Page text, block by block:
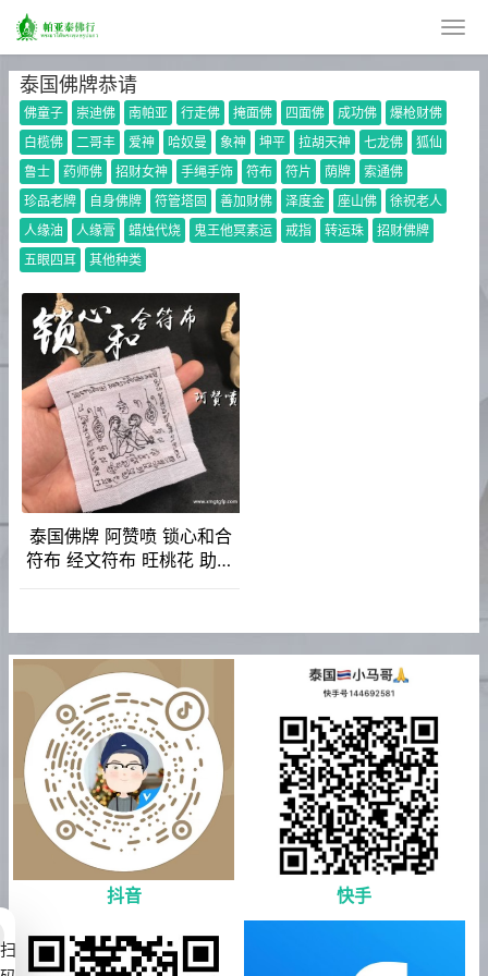
泰国佛牌恭请
佛童子 崇迪佛 南帕亚 行走佛 掩面佛 四面佛 成功佛
爆枪财佛
白榄佛
二哥丰 爱神 哈奴曼 象神 坤平 拉胡天神 七龙佛
狐仙
鲁士
药师佛 招财女神 手绳手饰 符布 符片 荫牌
索通佛
珍品老牌
自身佛牌 符管塔固 善加财佛 泽度金 座山佛
徐祝老人
人缘油
人缘膏 蜡烛代烧 鬼王他冥素运 戒指 转运珠
招财佛牌
五眼四耳
其他种类
泰国佛牌 阿赞喷 锁心和合
符布 经文符布 旺桃花 助姻
抖音 快手
扫